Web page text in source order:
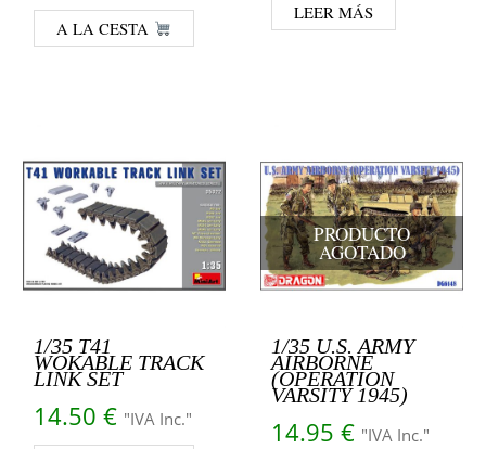
A LA CESTA
LEER MÁS
1/35 T41
WOKABLE TRACK
LINK SET
14.50 € "IVA Inc."
PRODUCTO
AGOTADO
1/35 U.S. ARMY
AIRBORNE
(OPERATION
VARSITY 1945)
14.95 € "IVA Inc."